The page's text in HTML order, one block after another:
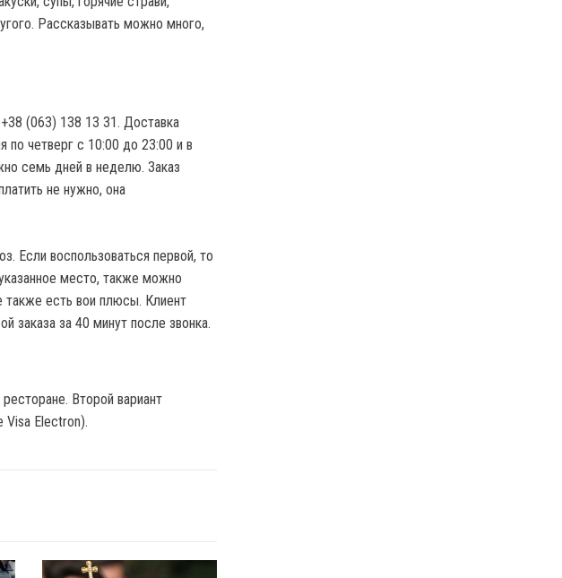
Рассказывать можно много,
(063) 138 13 31. Доставка
по четверг с 10:00 до 23:00 и в
семь дней в неделю. Заказ
не нужно, она
Если воспользоваться первой, то
место, также можно
также есть вои плюсы. Клиент
заказа за 40 минут после звонка.
Второй вариант
Visa Electron).